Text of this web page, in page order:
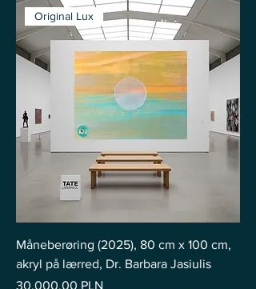
Original Lux
Måneberøring (2025), 80 cm x 100 cm,
akryl på lærred, Dr. Barbara Jasiulis
Pris
30.000,00 PLN